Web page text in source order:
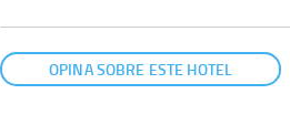
OPINA SOBRE ESTE HOTEL